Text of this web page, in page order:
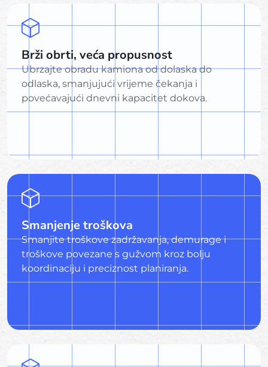
Brži obrti, veća propusnost
Ubrzajte obradu kamiona od dolaska do
odlaska, smanjujući vrijeme čekanja i
povećavajući dnevni kapacitet dokova.
Smanjenje troškova
Smanjite troškove zadržavanja, demurage i
troškove povezane s gužvom kroz bolju
koordinaciju i preciznost planiranja.